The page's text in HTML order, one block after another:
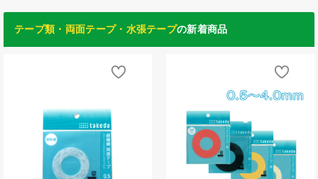
テープ類・両面テープ・水張テープの新着商品